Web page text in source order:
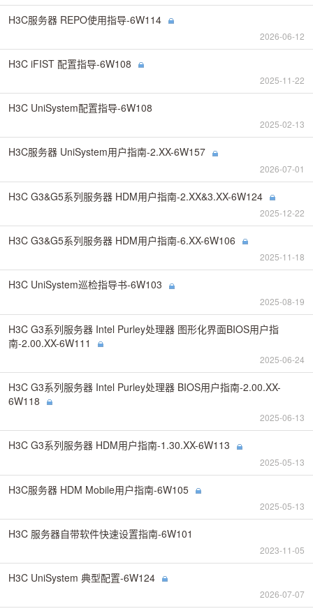
H3C服务器 REPO使用指导-6W114
2026-06-12
H3C iFIST 配置指导-6W108
2025-11-22
H3C UniSystem配置指导-6W108
2025-02-13
H3C服务器 UniSystem用户指南-2.XX-6W157
2026-07-01
H3C G3&G5系列服务器 HDM用户指南-2.XX&3.XX-6W124
2025-12-22
H3C G3&G5系列服务器 HDM用户指南-6.XX-6W106
2025-11-18
H3C UniSystem巡检指导书-6W103
2025-08-19
H3C G3系列服务器 Intel Purley处理器 图形化界面BIOS用户指
南-2.00.XX-6W111
2025-06-24
H3C G3系列服务器 Intel Purley处理器 BIOS用户指南-2.00.XX-
6W118
2025-06-13
H3C G3系列服务器 HDM用户指南-1.30.XX-6W113
2025-05-13
H3C服务器 HDM Mobile用户指南-6W105
2025-05-13
H3C 服务器自带软件快速设置指南-6W101
2023-11-05
H3C UniSystem 典型配置-6W124
2026-07-07